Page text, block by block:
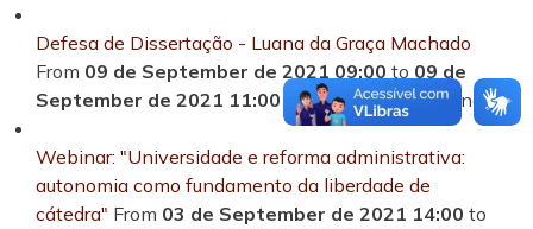
Defesa de Dissertação - Luana da Graça Machado
From 09 de September de 2021 09:00 to 09 de
September de 2021 11:00
At Transmissão online
Webinar: "Universidade e reforma administrativa:
autonomia como fundamento da liberdade de
cátedra" From 03 de September de 2021 14:00 to